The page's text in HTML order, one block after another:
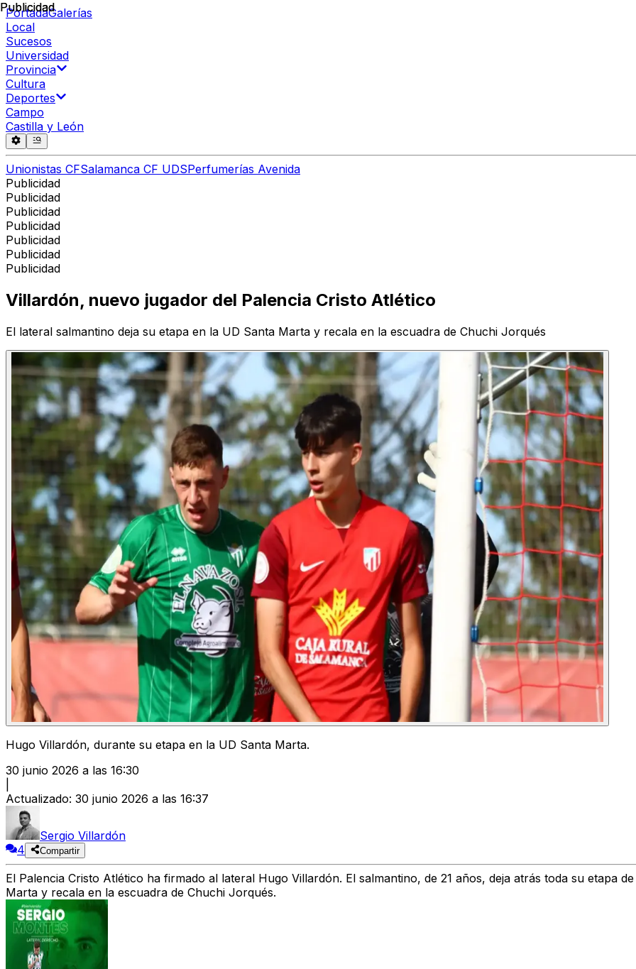
PortadaGalerías
Local
Sucesos
Universidad
Provincia
Cultura
Deportes
Campo
Castilla y León
Unionistas CFSalamanca CF UDSPerfumerías Avenida
Publicidad
Publicidad
Publicidad
Publicidad
Publicidad
Publicidad
Publicidad
Publicidad
Villardón, nuevo jugador del Palencia Cristo Atlético
El lateral salmantino deja su etapa en la UD Santa Marta y recala en la escuadra de Chuchi Jorqués
Hugo Villardón, durante su etapa en la UD Santa Marta.
30 junio 2026 a las 16:30
Actualizado: 30 junio 2026 a las 16:37
Sergio Villardón
4
Compartir
El Palencia Cristo Atlético ha firmado al lateral Hugo Villardón. El salmantino, de 21 años, deja atrás toda su etapa
Marta y recala en la escuadra de Chuchi Jorqués.
Publicidad